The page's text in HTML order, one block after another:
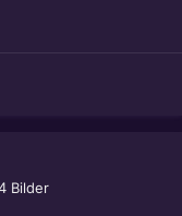
Bilder